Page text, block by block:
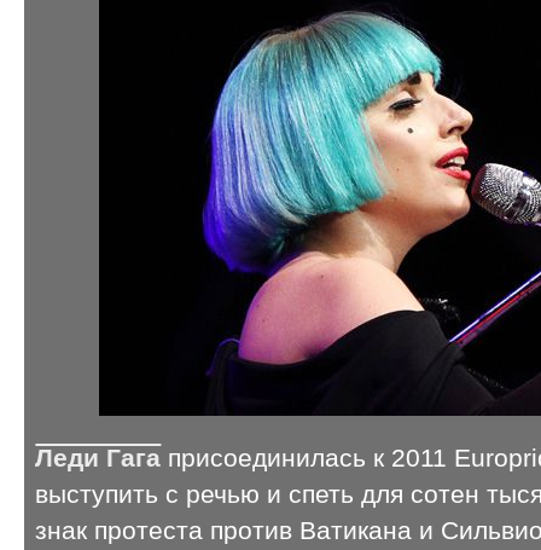
Леди Гага присоединилась к 2011
выступить с речью и спеть для сотен
знак протеста против Ватикана и